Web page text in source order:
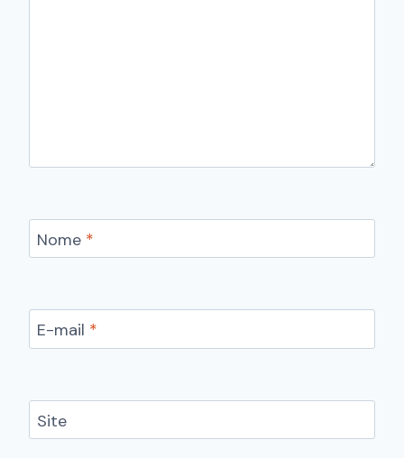
Nome *
E-mail *
Site